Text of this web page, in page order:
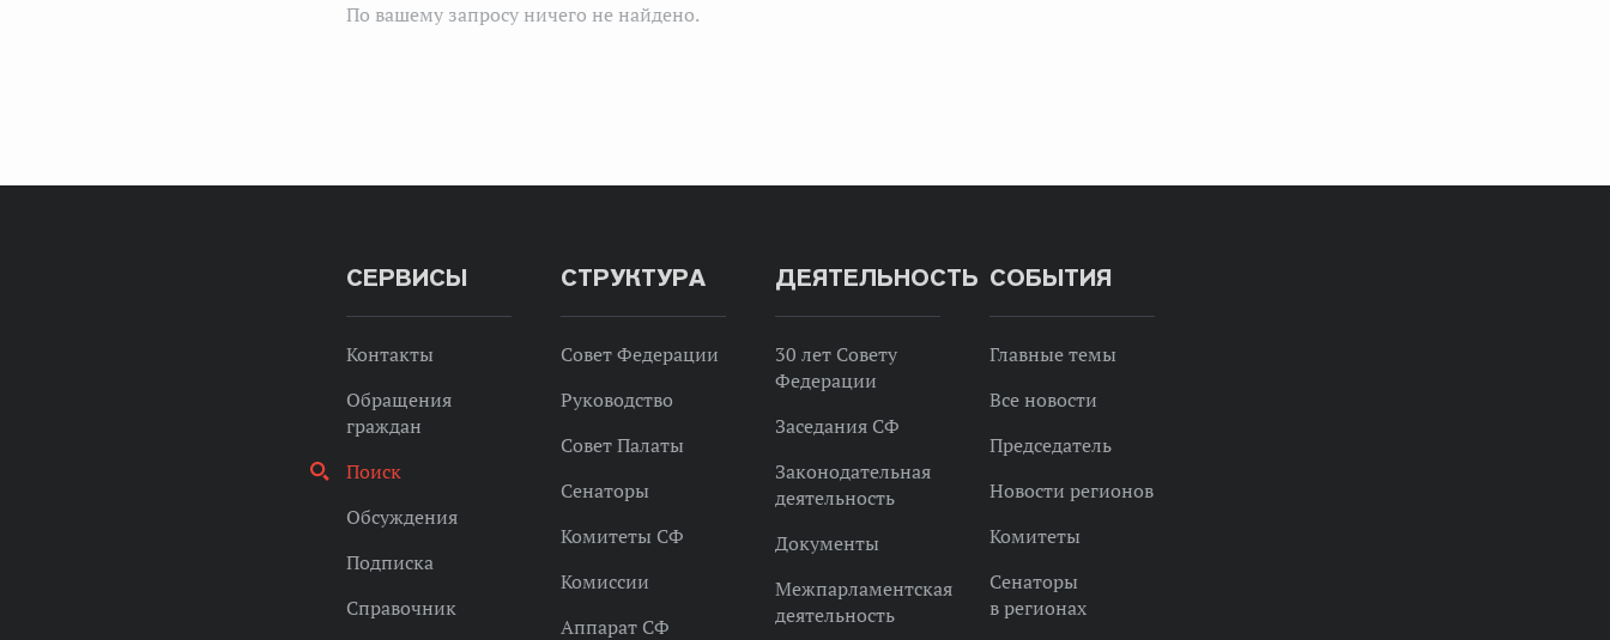
По вашему запросу ничего не найдено.
СЕРВИСЫ
Контакты
Обращения
граждан
Поиск
Обсуждения
Подписка
Справочник
СТРУКТУРА
Совет Федерации
Руководство
Совет Палаты
Сенаторы
Комитеты СФ
Комиссии
Аппарат СФ
ДЕЯТЕЛЬНОСТЬ
30 лет Совету
Федерации
Заседания СФ
Законодательная
деятельность
Документы
Межпарламентская
деятельность
СОБЫТИЯ
Главные темы
Все новости
Председатель
Новости регионов
Комитеты
Сенаторы
в регионах